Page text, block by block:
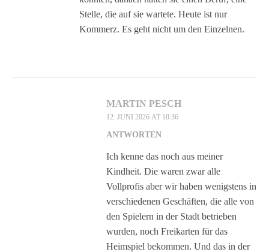
Stelle, die auf sie wartete. Heute ist nur
Kommerz. Es geht nicht um den Einzelnen.
MARTIN PESCH
12. JUNI 2026 AT 10:36
ANTWORTEN
Ich kenne das noch aus meiner
Kindheit. Die waren zwar alle
Vollprofis aber wir haben wenigstens in
verschiedenen Geschäften, die alle von
den Spielern in der Stadt betrieben
wurden, noch Freikarten für das
Heimspiel bekommen. Und das in der